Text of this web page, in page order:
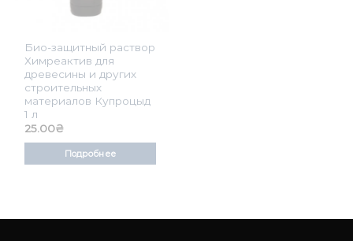
Био-защитный раствор
Химреактив для
древесины и других
строительных
материалов Купроцыд
1 л
25.00₴
Подробнее